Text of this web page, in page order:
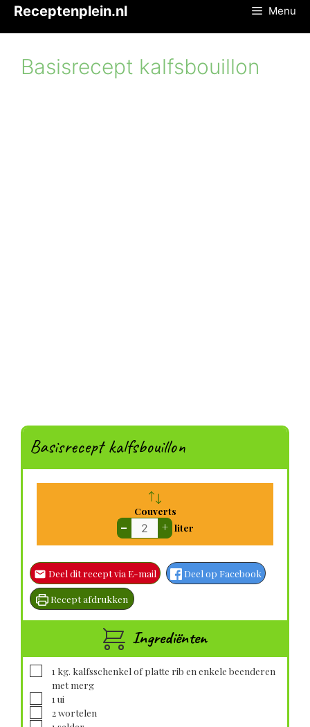
inhoud
Receptenplein.nl Menu
Basisrecept kalfsbouillon
Basisrecept kalfsbouillon
Couverts
– + liter
Deel dit recept via E-mail Deel op Facebook
Recept afdrukken
Ingrediënten
▢1 kg. kalfsschenkel of platte rib en enkele beenderen
met merg
▢1 ui
▢
2 wortelen